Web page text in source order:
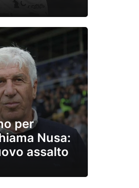
per
Nusa:
assalto